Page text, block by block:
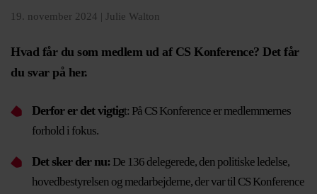
19. november 2024 | Julie Walton
Hvad får du som medlem ud af CS Konference? Det får
du svar på her.
Derfor er det vigtigt: På CS Konference er medlemmernes
forhold i fokus.
Det sker der nu: De 136 delegerede, den politiske ledelse,
hovedbestyrelsen og medarbejderne, der var til CS Konference